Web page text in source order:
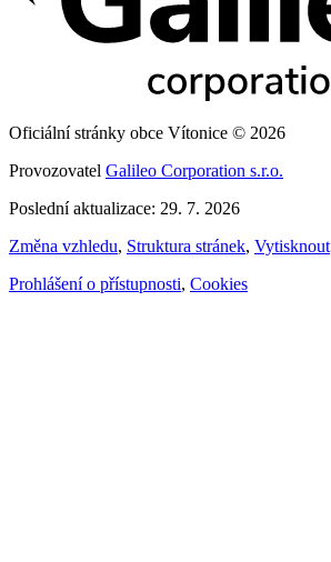
Oficiální stránky obce Vítonice © 2026
Provozovatel Galileo Corporation s.r.o.
Poslední aktualizace: 29. 7. 2026
Změna vzhledu, Struktura stránek, Vytisknout
Prohlášení o přístupnosti, Cookies